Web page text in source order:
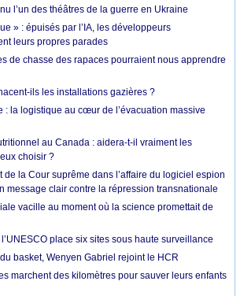
l’un des théâtres de la guerre en Ukraine
» : épuisés par l’IA, les développeurs
leurs propres parades
de chasse des rapaces pourraient nous apprendre
ils les installations gazières ?
: la logistique au cœur de l’évacuation massive
au Canada : aidera-t-il vraiment les
choisir ?
de la Cour suprême dans l’affaire du logiciel espion
message clair contre la répression transnationale
vacille au moment où la science promettait de
place six sites sous haute surveillance
basket, Wenyen Gabriel rejoint le HCR
marchent des kilomètres pour sauver leurs enfants